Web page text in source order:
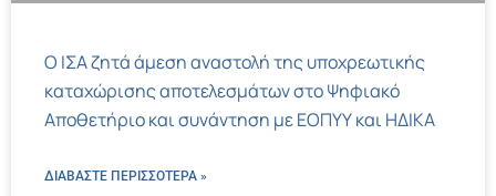
Ο ΙΣΑ ζητά άμεση αναστολή της υποχρεωτικής
καταχώρισης αποτελεσμάτων στο Ψηφιακό
Αποθετήριο και συνάντηση με ΕΟΠΥΥ και ΗΔΙΚΑ
ΔΙΑΒΑΣΤΕ ΠΕΡΙΣΣΌΤΕΡΑ »